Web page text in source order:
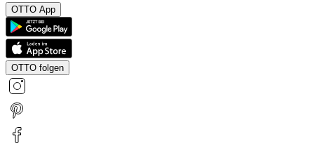
OTTO App
OTTO folgen